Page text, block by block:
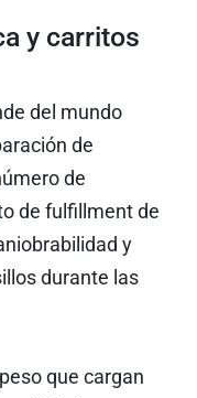
y carritos
del mundo
de
de
de fulfillment de
y
durante las
que cargan